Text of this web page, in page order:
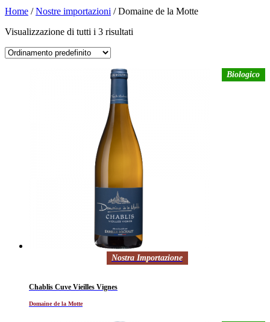
Home /Nostre importazioni / Domaine de la Motte
Visualizzazione di tutti i 3 risultati
Biologico
Nostra Importazione
Chablis Cuve Vieilles Vignes
Domaine de la Motte